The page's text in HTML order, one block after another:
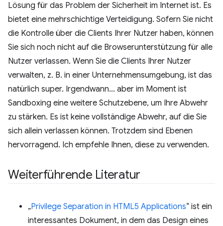
Lösung für das Problem der Sicherheit im Internet ist. Es
bietet eine mehrschichtige Verteidigung. Sofern Sie nicht
die Kontrolle über die Clients Ihrer Nutzer haben, können
Sie sich noch nicht auf die Browserunterstützung für alle
Nutzer verlassen. Wenn Sie die Clients Ihrer Nutzer
verwalten, z. B. in einer Unternehmensumgebung, ist das
natürlich super. Irgendwann… aber im Moment ist
Sandboxing eine weitere Schutzebene, um Ihre Abwehr
zu stärken. Es ist keine vollständige Abwehr, auf die Sie
sich allein verlassen können. Trotzdem sind Ebenen
hervorragend. Ich empfehle Ihnen, diese zu verwenden.
Weiterführende Literatur
„Privilege Separation in HTML5 Applications“ ist ein
interessantes Dokument, in dem das Design eines